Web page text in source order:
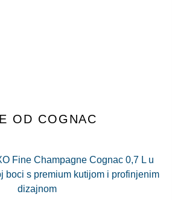
OD COGNAC